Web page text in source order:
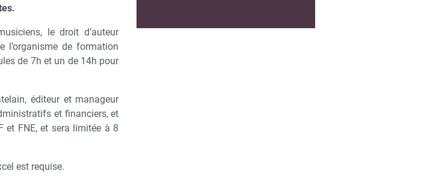
le droit d’auteur
l’organisme de formation
de 7h et un de 14h pour
éditeur et manageur
et financiers, et
et FNE, et sera limitée à 8
est requise.